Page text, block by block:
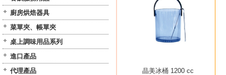
廚房烘焙器具
菜單夾、帳單夾
桌上調味用品系列
進口產品
代理產品
晶美冰桶 1200 cc